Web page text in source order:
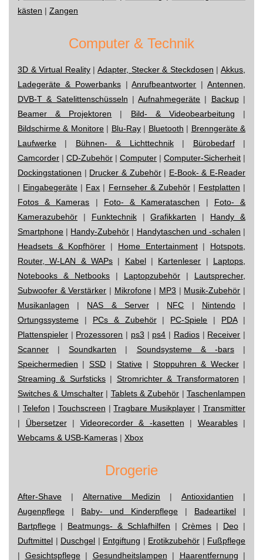
kästen | Zangen
Computer & Technik
3D & Virtual Reality|Adapter, Stecker & Steckdosen |Akkus,
Ladegeräte & Powerbanks|Anrufbeantworter |Antennen,
DVB-T & Satelittenschüsseln |Aufnahmegeräte | Backup|
Beamer & Projektoren | Bild- & Videobearbeitung |
Bildschirme & Monitore| Blu-Ray| Bluetooth | Brenngeräte &
Laufwerke | Bühnen- & Lichttechnik| Bürobedarf|
Camcorder | CD-Zubehör | Computer | Computer-Sicherheit |
Dockingstationen | Drucker & Zubehör| E-Book- & E-Reader
| Eingabegeräte | Fax | Fernseher & Zubehör| Festplatten |
Fotos & Kameras | Foto- & Kamerataschen | Foto- &
Kamerazubehör | Funktechnik|Grafikkarten | Handy &
Smartphone | Handy-Zubehör | Handytaschen und -schalen |
Headsets & Kopfhörer | Home Entertainment| Hotspots,
Router, W-LAN & WAPs | Kabel| Kartenleser | Laptops,
Notebooks & Netbooks | Laptopzubehör | Lautsprecher,
Subwoofer & Verstärker | Mikrofone| MP3 | Musik-Zubehör |
Musikanlagen | NAS & Server| NFC | Nintendo|
Ortungssysteme | PCs & Zubehör| PC-Spiele | PDA|
Plattenspieler | Prozessoren | ps3 | ps4 | Radios| Receiver |
Scanner |Soundkarten | Soundsysteme & -bars|
Speichermedien | SSD| Stative| Stoppuhren & Wecker|
Streaming & Surfsticks| Stromrichter & Transformatoren |
Switches & Umschalter| Tablets & Zubehör | Taschenlampen
| Telefon | Touchscreen |Tragbare Musikplayer | Transmitter
| Übersetzer| Videorecorder & -kasetten | Wearables|
Webcams & USB-Kameras | Xbox
Drogerie
After-Shave | Alternative Medizin | Antioxidantien |
Augenpflege | Baby- und Kinderpflege | Badeartikel |
Bartpflege | Beatmungs- & Schlafhilfen | Crèmes | Deo |
Duftmittel | Duschgel | Entgiftung | Erotikzubehör | Fußpflege
| Gesichtspflege| Gesundheitslampen | Haarentfernung |